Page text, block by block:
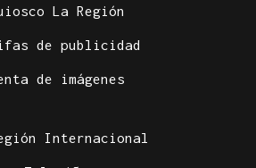
La Región
de publicidad
de imágenes
Internacional